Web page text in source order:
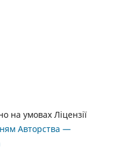
на умовах Ліцензії
Авторства —